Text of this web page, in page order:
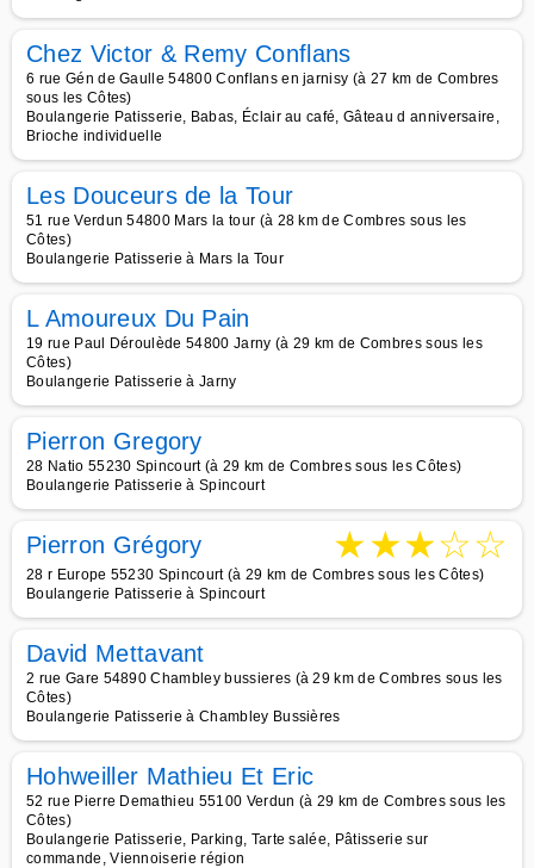
Chez Victor & Remy Conflans
6 rue Gén de Gaulle 54800 Conflans en jarnisy (à 27 km de Combres
sous les Côtes)
Boulangerie Patisserie, Babas, Éclair au café, Gâteau d anniversaire,
Brioche individuelle
Les Douceurs de la Tour
51 rue Verdun 54800 Mars la tour (à 28 km de Combres sous les
Côtes)
Boulangerie Patisserie à Mars la Tour
L Amoureux Du Pain
19 rue Paul Déroulède 54800 Jarny (à 29 km de Combres sous les
Côtes)
Boulangerie Patisserie à Jarny
Pierron Gregory
28 Natio 55230 Spincourt (à 29 km de Combres sous les Côtes)
Boulangerie Patisserie à Spincourt
Pierron Grégory ★★★☆☆
28 r Europe 55230 Spincourt (à 29 km de Combres sous les Côtes)
Boulangerie Patisserie à Spincourt
David Mettavant
2 rue Gare 54890 Chambley bussieres (à 29 km de Combres sous les
Côtes)
Boulangerie Patisserie à Chambley Bussières
Hohweiller Mathieu Et Eric
52 rue Pierre Demathieu 55100 Verdun (à 29 km de Combres sous les
Côtes)
Boulangerie Patisserie, Parking, Tarte salée, Pâtisserie sur
commande, Viennoiserie région